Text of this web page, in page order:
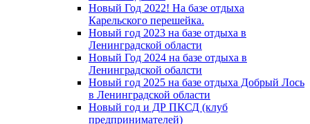
Новый Год 2022! На базе отдыха
Карельского перешейка.
Новый год 2023 на базе отдыха в
Ленинградской области
Новый Год 2024 на базе отдыха в
Ленинградской обалсти
Новый год 2025 на базе отдыха Добрый Лось
в Ленинградской области
Новый год и ДР ПКСД (клуб
предпринимателей)